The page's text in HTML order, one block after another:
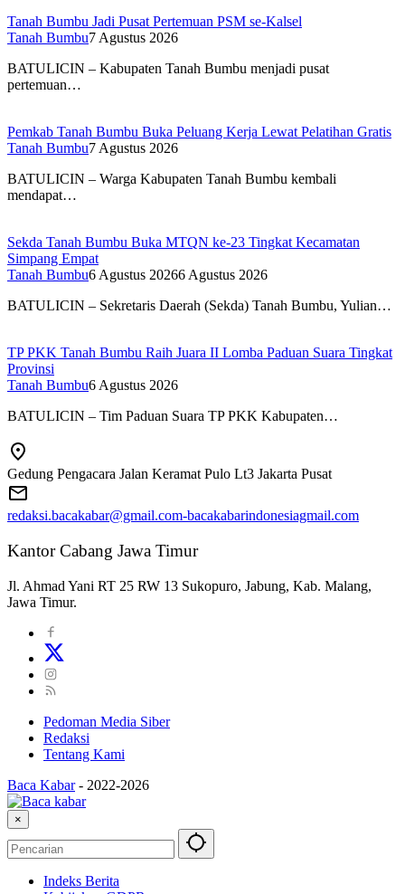
Tanah Bumbu Jadi Pusat Pertemuan PSM se-Kalsel
Tanah Bumbu7 Agustus 2026
BATULICIN – Kabupaten Tanah Bumbu menjadi pusat
pertemuan…
Pemkab Tanah Bumbu Buka Peluang Kerja Lewat Pelatihan Gratis
Tanah Bumbu7 Agustus 2026
BATULICIN – Warga Kabupaten Tanah Bumbu kembali
mendapat…
Sekda Tanah Bumbu Buka MTQN ke-23 Tingkat Kecamatan
Simpang Empat
Tanah Bumbu6 Agustus 20266 Agustus 2026
BATULICIN – Sekretaris Daerah (Sekda) Tanah Bumbu, Yulian…
TP PKK Tanah Bumbu Raih Juara II Lomba Paduan Suara Tingkat
Provinsi
Tanah Bumbu6 Agustus 2026
BATULICIN – Tim Paduan Suara TP PKK Kabupaten…
Gedung Pengacara Jalan Keramat Pulo Lt3 Jakarta Pusat
redaksi.bacakabar@gmail.com-bacakabarindonesiagmail.com
Kantor Cabang Jawa Timur
Jl. Ahmad Yani RT 25 RW 13 Sukopuro, Jabung, Kab. Malang,
Jawa Timur.
Pedoman Media Siber
Redaksi
Tentang Kami
Baca Kabar - 2022-2026
×
Indeks Berita